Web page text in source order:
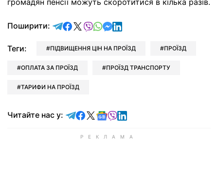
громадян пенсії можуть скоротитися в кілька разів.
Поширити: відправити у Telegram
поділитись у Facebook
поділитись у X
відправити у Viber
відправити у Whatsapp
відправити у Messenger
відправити у LinkedIn
Теги: ПІДВИЩЕННЯ ЦІН НА ПРОЇЗД ПРОЇЗД
ОПЛАТА ЗА ПРОЇЗД ПРОЇЗД ТРАНСПОРТУ
ТАРИФИ НА ПРОЇЗД
Читайте нас у: Читайте у Telegram
Читайте у Facebook
Читайте у X
Читайте у Google news
Читайте у Viber
Читайте у LinkedIn